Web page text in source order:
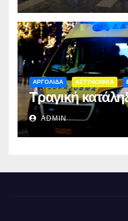
ΑΡΓΟΛΙΔΑ ΑΣΤΥΝΟΜΙΚΑ
Τραγική
ADMIN